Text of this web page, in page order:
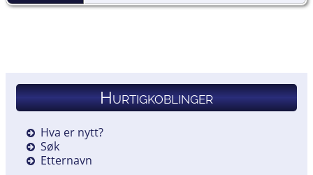
Hurtigkoblinger
Hva er nytt?
Søk
Etternavn